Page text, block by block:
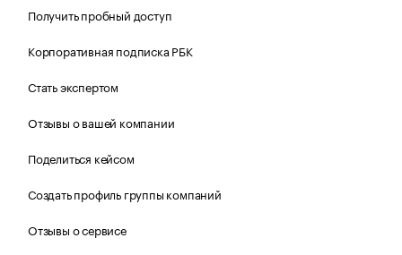
Получить пробный доступ
Корпоративная подписка РБК
Стать экспертом
Отзывы о вашей компании
Поделиться кейсом
Создать профиль группы компаний
Отзывы о сервисе